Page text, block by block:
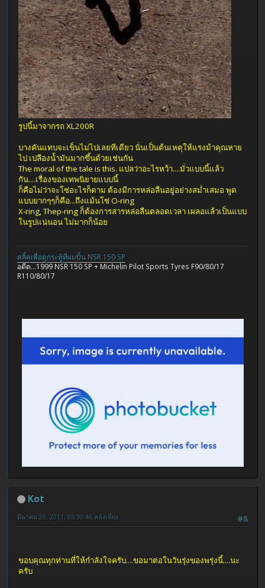
รูปนี้มาจากรถ XL200R
บางคันแทบจะเข็นไม่ไปเลยทีเดียว นั่นเป็นต้นเหตุให้แรงม้าคุณหาย
ไป เปลืองน้ำมันมากขึ้นด้วยเช่นกัน
The moral of the tale is this. แปลว่าอะไรหว้า....มั่วแบบนี้แล้ว
กัน....เรื่องของเทพนิยายแบบนี้
ก็คือไม่ว่าจะโซ่อะไรก็ตาม ต้องมีการหล่อลืนอยู่อย่างสม่ำเสมอ พูด
แบบยากๆๆก็คือ...ถึงแม้นโซ่ O-ring
X-ring, Thep-ring ก็ต้องการสารหล่อลืนตลอดเวลา เผลอแล้วเป็นแบบ
ในรูปแน่นอน ไม่มากก็น้อย
คลิ้คเพื่อดูกระทู้ที่ผมปั้น NSR 150 SP
อดีต...1999 NSR 150 SP + Michelin Pilot Sports Tyres F90/80/17
R110/80/17
Kot
#8
มีนาคม 29, 2011, 05:30:46 หลังเที่ยง
ขอบคุณทุกท่านที่ให้กำลังใจครับ....ขอมาต่อในวันรุ่งของพรุ่งนี้....นะ
ครับ